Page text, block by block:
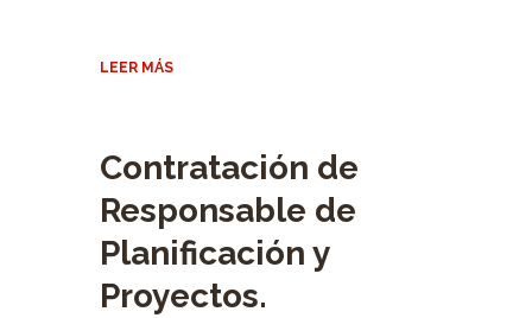
LEER MÁS
Contratación de
Responsable de
Planificación y
Proyectos.